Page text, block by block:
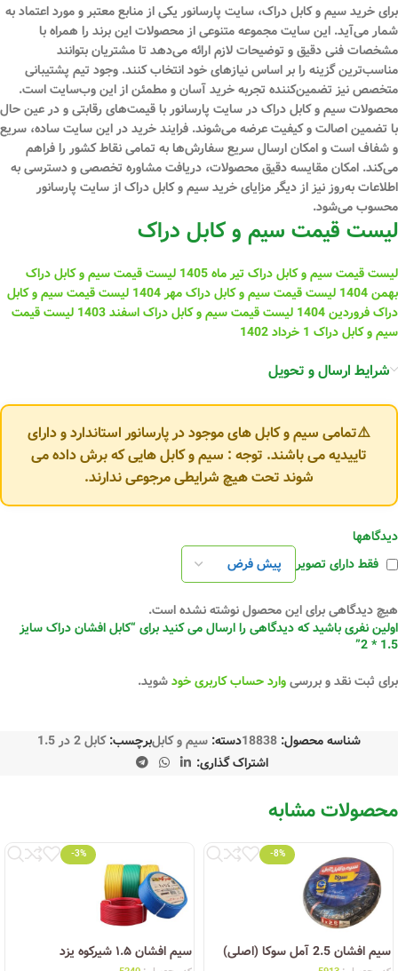
برای خرید سیم و کابل دراک، سایت پارسانور یکی از منابع معتبر و مورد اعتماد به
شمار می‌آید. این سایت مجموعه متنوعی از محصولات این برند را همراه با
مشخصات فنی دقیق و توضیحات لازم ارائه می‌دهد تا مشتریان بتوانند
مناسب‌ترین گزینه را بر اساس نیازهای خود انتخاب کنند. وجود تیم پشتیبانی
متخصص نیز تضمین‌کننده تجربه خرید آسان و مطمئن از این وب‌سایت است.
محصولات سیم و کابل دراک در سایت پارسانور با قیمت‌های رقابتی و در عین حال
با تضمین اصالت و کیفیت عرضه می‌شوند. فرایند خرید در این سایت ساده، سریع
و شفاف است و امکان ارسال سریع سفارش‌ها به تمامی نقاط کشور را فراهم
می‌کند. امکان مقایسه دقیق محصولات، دریافت مشاوره تخصصی و دسترسی به
اطلاعات به‌روز نیز از دیگر مزایای خرید سیم و کابل دراک از سایت پارسانور
محسوب می‌شود.
لیست قیمت سیم و کابل دراک
لیست قیمت سیم و کابل دراک تیر ماه 1405
لیست قیمت سیم و کابل دراک
بهمن 1404
لیست قیمت سیم و کابل دراک مهر 1404
لیست قیمت سیم و کابل
دراک فروردین 1404
لیست قیمت سیم و کابل دراک اسفند 1403
لیست قیمت
سیم و کابل دراک 1 خرداد 1402
شرایط ارسال و تحویل
⚠️تمامی سیم و کابل های موجود در پارسانور استاندارد و دارای
تاییدیه می باشند. توجه : سیم و کابل هایی که برش داده می
شوند تحت هیچ شرایطی مرجوعی ندارند.
دیدگاهها
فقط دارای تصویر
هیچ دیدگاهی برای این محصول نوشته نشده است.
اولین نفری باشید که دیدگاهی را ارسال می کنید برای “کابل افشان دراک سایز
1.5 * 2”
برای ثبت نقد و بررسیوارد حساب کاربری خودشوید.
شناسه محصول: 18838دسته: سیم و کابلبرچسب: کابل 2 در 1.5
اشتراک گذاری:
محصولات مشابه
-8%
سیم افشان 2.5 آمل سوکا (اصلی)
-3%
سیم افشان ۱.۵ شیرکوه یزد